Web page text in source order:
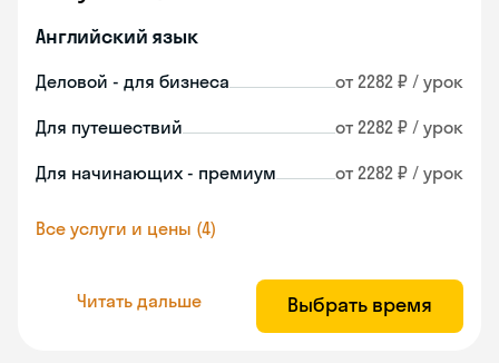
Английский язык
Деловой - для бизнеса от 2282 ₽ / урок
Для путешествий от 2282 ₽ / урок
Для начинающих - премиум от 2282 ₽ / урок
Все услуги и цены (4)
Читать дальше Выбрать время